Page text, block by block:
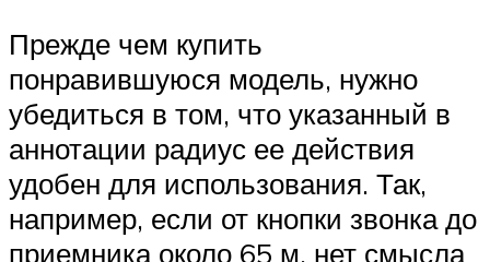
Прежде чем купить
понравившуюся модель, нужно
убедиться в том, что указанный в
аннотации радиус ее действия
удобен для использования. Так,
например, если от кнопки звонка до
приемника около 65 м, нет смысла